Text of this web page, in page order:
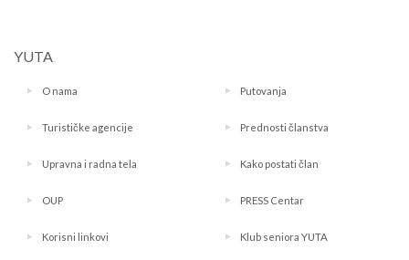
YUTA
O nama Putovanja
Turističke agencije Prednosti članstva
Upravna i radna tela Kako postati član
OUP PRESS Centar
Korisni linkovi Klub seniora YUTA